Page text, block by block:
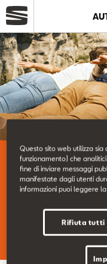
Azienda
Modelli
Service
SEAT Usato
Le nostre
Scopri le nostre
Questo sito web utilizza
funzionamento) che
fine di inviare messaggi
manifestate dagli utenti
informazioni puoi leggere
Rifiuta tutti